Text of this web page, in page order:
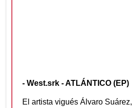
- West.srk - ATLÁNTICO (EP)
El artista vigués Álvaro